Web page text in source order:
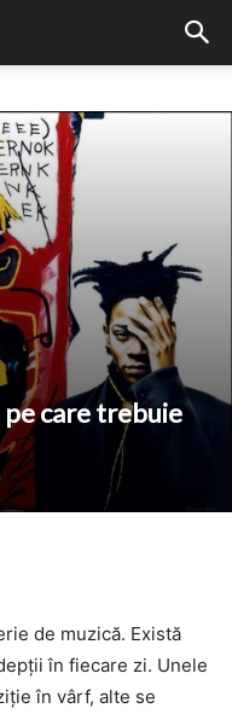
care trebuie
de muzică. Există
în fiecare zi. Unele
în vârf, alte se